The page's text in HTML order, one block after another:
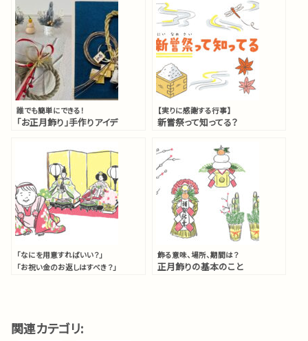
誰でも簡単にできる！
「お正月飾り」手作りアイデ
【実りに感謝する行事】
新嘗祭って知ってる？
「なにを用意すればいい？」
「お祝い金のお返しはすべき？」
飾る意味、場所、期間は？
正月飾りの基本のこと
関連カテゴリ: